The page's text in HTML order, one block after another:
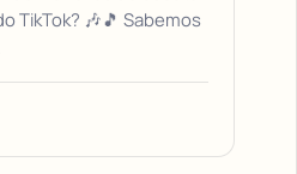
TikTok? 🎶🎵 Sabemos